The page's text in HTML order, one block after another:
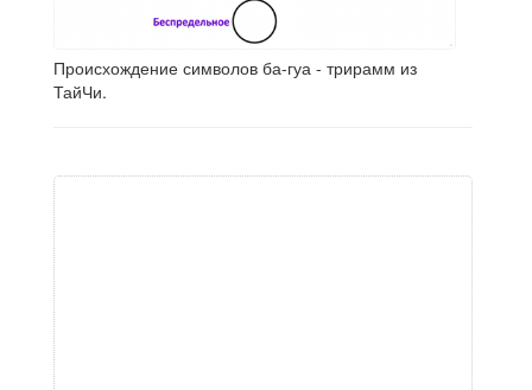
Происхождение символов ба-гуа - трирамм из
ТайЧи.